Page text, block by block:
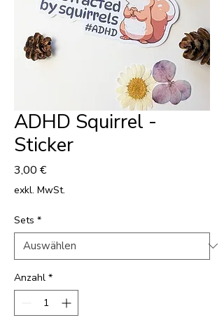
ADHD Squirrel -
Sticker
3,00 €Preis
exkl. MwSt.
Sets *
Anzahl *